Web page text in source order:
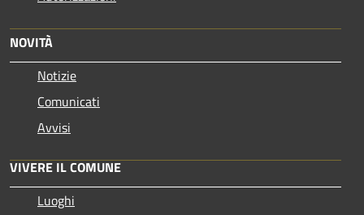
NOVITÀ
Notizie
Comunicati
Avvisi
VIVERE IL COMUNE
Luoghi